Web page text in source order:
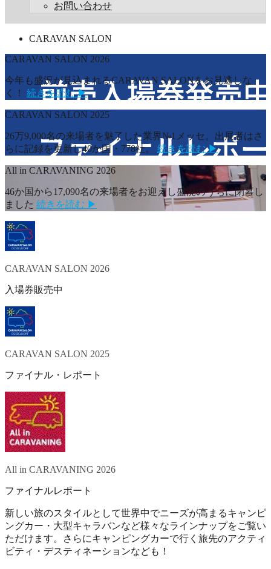
お問い合わせ
CARAVAN SALON
CARAVAN SALON 2026
今年も盛況が見込まれるCARAVAN SALONをお見逃しな
く！ 続きを読む ▶
CARAVAN SALON 2025
26万9,000名の来場者を魅了した業界№1メッセ。出展者はさ
らに記録を更新し40か国・778社。 続きを読む ▶
All in CARAVANING 2026
46か国から17,090名の来場者をお迎えし盛況のうちに閉幕し
ました 続きを読む ▶
CARAVAN SALON 2026
入場券販売中
CARAVAN SALON 2025
ファイナル・レポート
All in CARAVANING 2026
ファイナルレポート
新しい旅のスタイルとして世界中でニーズが高まるキャンピ
ングカー・大型キャラバンなど様々なラインナップをご覧い
ただけます。さらにキャンピングカーで行く旅先のアクティ
ビティ・デスティネーションなども！